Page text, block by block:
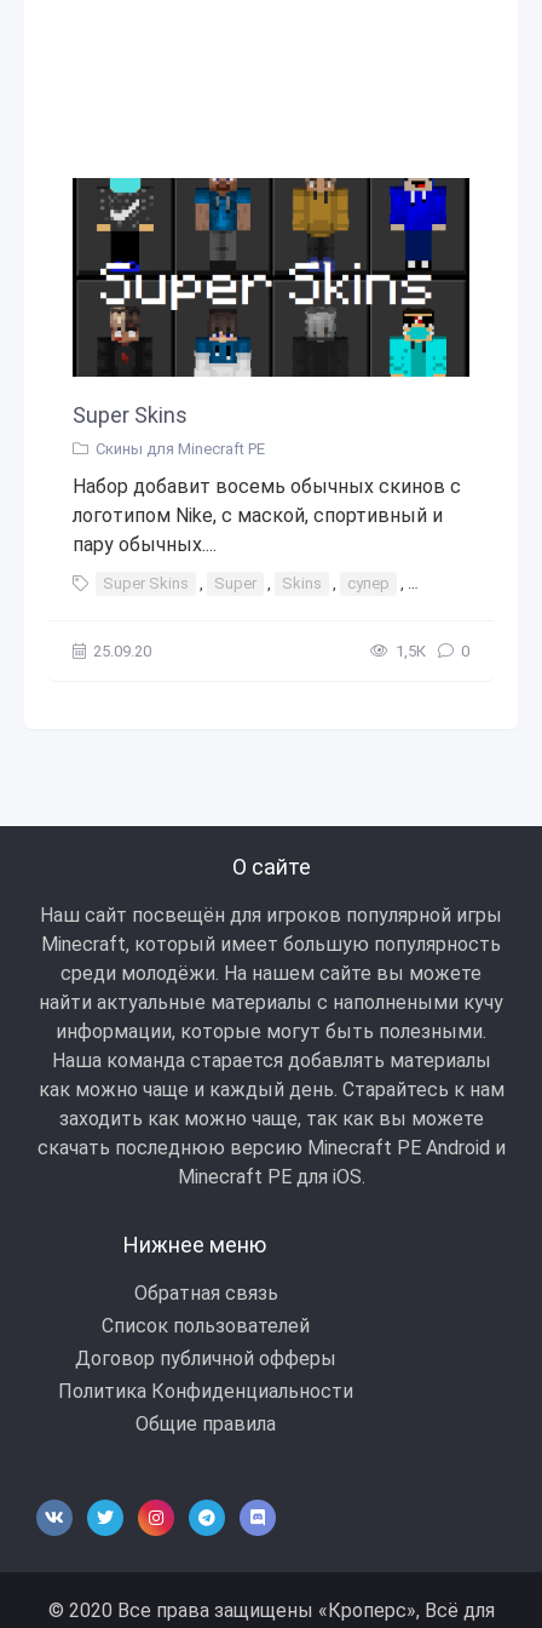
Super Skins
Скины для Minecraft PE
Набор добавит восемь обычных скинов с
логотипом Nike, с маской, спортивный и
пару обычных....
Super Skins , Super , Skins , супер , скин
25.09.20 1,5К 0
О сайте
Наш сайт посвещён для игроков популярной игры
Minecraft, который имеет большую популярность
среди молодёжи. На нашем сайте вы можете
найти актуальные материалы с наполнеными кучу
информации, которые могут быть полезными.
Наша команда старается добавлять материалы
как можно чаще и каждый день. Старайтесь к нам
заходить как можно чаще, так как вы можете
скачать последнюю версию Minecraft PE Android и
Minecraft РЕ для iOS.
Нижнее меню
Обратная связь
Список пользователей
Договор публичной офферы
Политика Конфиденциальности
Общие правила
© 2020 Все права защищены «Кроперс», Всё для